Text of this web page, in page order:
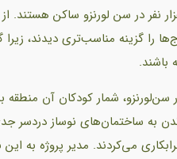
در سن لورنزو ساکن هستند. از
را گزینه مناسب‌تری دیدند،
باشند.
سن‌لورنزو‌، شمار کودکان آن
به ساختمان‌های نوساز دردسر
می‌کردند. مدیر پروژه به